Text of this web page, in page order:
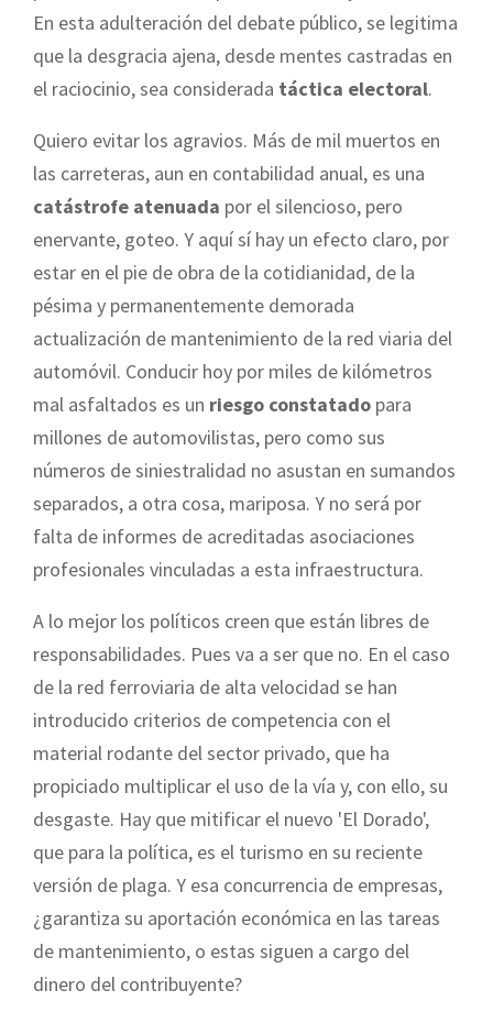
En esta adulteración del debate público, se legitima
que la desgracia ajena, desde mentes castradas en
el raciocinio, sea considerada táctica electoral.
Quiero evitar los agravios. Más de mil muertos en
las carreteras, aun en contabilidad anual, es una
catástrofe atenuada por el silencioso, pero
enervante, goteo. Y aquí sí hay un efecto claro, por
estar en el pie de obra de la cotidianidad, de la
pésima y permanentemente demorada
actualización de mantenimiento de la red viaria del
automóvil. Conducir hoy por miles de kilómetros
mal asfaltados es un riesgo constatado para
millones de automovilistas, pero como sus
números de siniestralidad no asustan en sumandos
separados, a otra cosa, mariposa. Y no será por
falta de informes de acreditadas asociaciones
profesionales vinculadas a esta infraestructura.
A lo mejor los políticos creen que están libres de
responsabilidades. Pues va a ser que no. En el caso
de la red ferroviaria de alta velocidad se han
introducido criterios de competencia con el
material rodante del sector privado, que ha
propiciado multiplicar el uso de la vía y, con ello, su
desgaste. Hay que mitificar el nuevo 'El Dorado',
que para la política, es el turismo en su reciente
versión de plaga. Y esa concurrencia de empresas,
¿garantiza su aportación económica en las tareas
de mantenimiento, o estas siguen a cargo del
dinero del contribuyente?